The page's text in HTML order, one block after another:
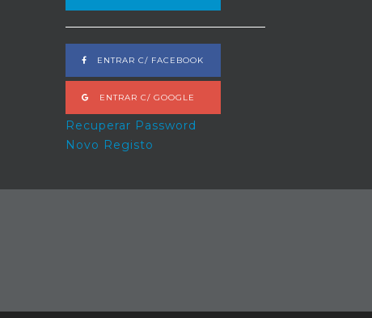
ENTRAR C/ FACEBOOK
ENTRAR C/ GOOGLE
Recuperar Password
Novo Registo